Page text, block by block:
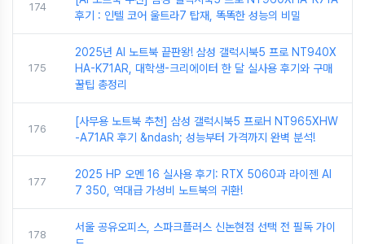
174
후기 : 인텔 코어 울트라7 탑재, 똑똑한 성능의 비밀
175
2025년 AI 노트북 끝판왕! 삼성 갤럭시북5 프로 NT940X
HA-K71AR, 대학생-크리에이터 한 달 실사용 후기와 구매
꿀팁 총정리
176
[사무용 노트북 추천] 삼성 갤럭시북5 프로H NT965XHW
-A71AR 후기 &ndash; 성능부터 가격까지 완벽 분석!
177
2025 HP 오멘 16 실사용 후기: RTX 5060과 라이젠 AI
7 350, 역대급 가성비 노트북의 귀환!
178
서울 공유오피스, 스파크플러스 신논현점 선택 전 필독 가이